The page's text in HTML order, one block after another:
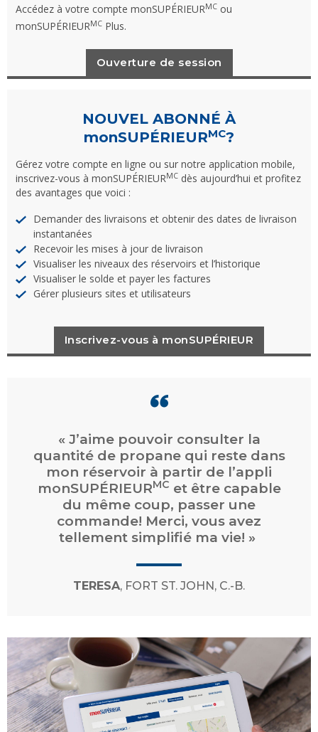
Accédez à votre compte monSUPÉRIEURMC ou
monSUPÉRIEURMC Plus.
Ouverture de session
NOUVEL ABONNÉ À
monSUPÉRIEURMC?
Gérez votre compte en ligne ou sur notre application mobile,
inscrivez-vous à monSUPÉRIEURMC dès aujourd’hui et profitez
des avantages que voici :
Demander des livraisons et obtenir des dates de livraison
instantanées
Recevoir les mises à jour de livraison
Visualiser les niveaux des réservoirs et l’historique
Visualiser le solde et payer les factures
Gérer plusieurs sites et utilisateurs
Inscrivez-vous à monSUPÉRIEUR
« J’aime pouvoir consulter la
quantité de propane qui reste dans
mon réservoir à partir de l’appli
monSUPÉRIEURMC et être capable
du même coup, passer une
commande! Merci, vous avez
tellement simplifié ma vie! »
TERESA, FORT ST. JOHN, C.-B.